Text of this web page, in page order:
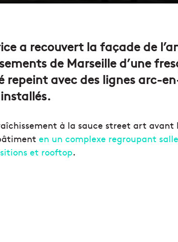
a recouvert la façade de
de Marseille d’une
repeint avec des lignes arc-
à la sauce street art avant
en un complexe regroupant
et rooftop.